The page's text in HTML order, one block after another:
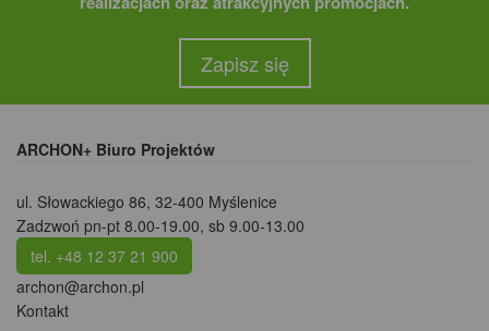
Zapisz się
ARCHON+ Biuro Projektów
ul. Słowackiego 86, 32-400 Myślenice
Zadzwoń pn-pt 8.00-19.00, sb 9.00-13.00
tel. +48 12 37 21 900
archon@archon.pl
Kontakt